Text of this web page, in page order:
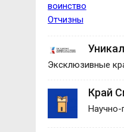
Эксклюзивные
Край
Научно-